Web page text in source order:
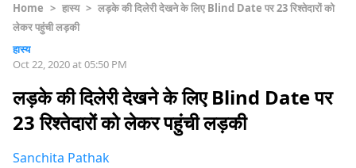
Home > हास्य > लड़के की दिलेरी देखने के लिए Blind Date पर 23 रिश्तेदारों को
लेकर पहुंची लड़की
हास्य
Oct 22, 2020 at 05:50 PM
लड़के की दिलेरी देखने के लिए Blind Date पर
23 रिश्तेदारों को लेकर पहुंची लड़की
Sanchita Pathak